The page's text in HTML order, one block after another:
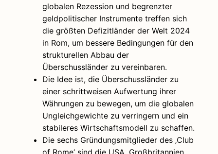
globalen Rezession und begrenzter
geldpolitischer Instrumente treffen sich
die größten Defizitländer der Welt 2024
in Rom, um bessere Bedingungen für den
strukturellen Abbau der
Überschussländer zu vereinbaren.
Die Idee ist, die Überschussländer zu
einer schrittweisen Aufwertung ihrer
Währungen zu bewegen, um die globalen
Ungleichgewichte zu verringern und ein
stabileres Wirtschaftsmodell zu schaffen.
Die sechs Gründungsmitglieder des ‚Club